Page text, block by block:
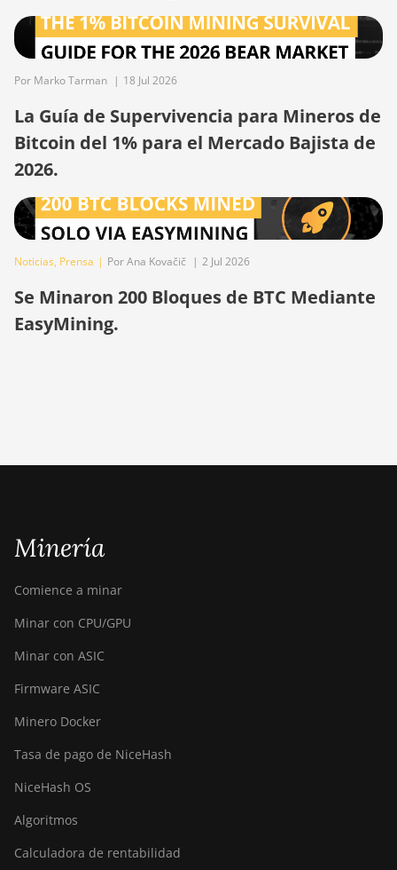
BITMAIN Antminer S23
(580Th)
BITMAIN Antminer S23 Hyd.
(580Th)
BITMAIN Antminer S23 Hyd.
(442Th)
BITMAIN Antminer S23e Hyd
2U (865Th/s)
BITMAIN Antminer T19 Hydro
Bitdeer SealMiner A2
Hydro
Bitdeer SealMiner A4 Pro Air
Bitdeer SealMiner A4 Pro
Por Marko Tarman | 18 Jul 2026
La Guía de Supervivencia para Mineros de
Bitcoin del 1% para el Mercado Bajista de
2026.
Noticias, Prensa | Por Ana Kovačič | 2 Jul 2026
Se Minaron 200 Bloques de BTC Mediante
EasyMining.
Minería
Comience a minar
Minar con CPU/GPU
Minar con ASIC
Firmware ASIC
Minero Docker
Tasa de pago de NiceHash
NiceHash OS
Algoritmos
Calculadora de rentabilidad